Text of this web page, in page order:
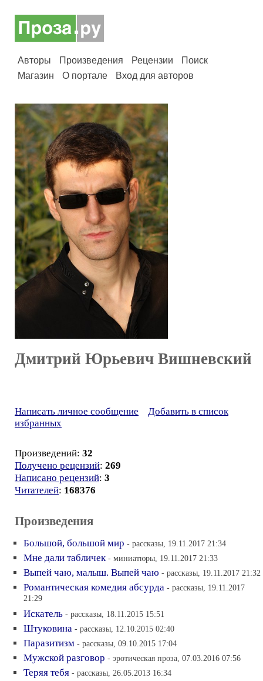
Авторы Произведения Рецензии
Поиск
Магазин
О портале Вход для авторов
Дмитрий Юрьевич Вишневский
Написать личное сообщение
Добавить в список
избранных
Произведений: 32
Получено рецензий: 269
Написано рецензий: 3
Читателей: 168376
Произведения
Большой, большой мир - рассказы, 19.11.2017 21:34
Мне дали табличек - миниатюры, 19.11.2017 21:33
Выпей чаю, малыш. Выпей чаю - рассказы, 19.11.2017 21:32
Романтическая комедия абсурда - рассказы, 19.11.2017
21:29
Искатель - рассказы, 18.11.2015 15:51
Штуковина - рассказы, 12.10.2015 02:40
Паразитизм - рассказы, 09.10.2015 17:04
Мужской разговор - эротическая проза, 07.03.2016 07:56
Теряя тебя - рассказы, 26.05.2013 16:34